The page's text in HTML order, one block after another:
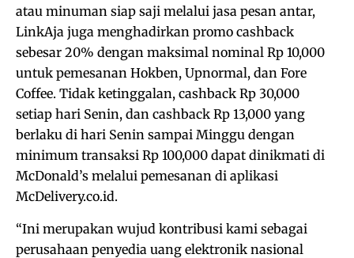
atau minuman siap saji melalui jasa pesan antar,
LinkAja juga menghadirkan promo cashback
sebesar 20% dengan maksimal nominal Rp 10,000
untuk pemesanan Hokben, Upnormal, dan Fore
Coffee. Tidak ketinggalan, cashback Rp 30,000
setiap hari Senin, dan cashback Rp 13,000 yang
berlaku di hari Senin sampai Minggu dengan
minimum transaksi Rp 100,000 dapat dinikmati di
McDonald’s melalui pemesanan di aplikasi
McDelivery.co.id.
“Ini merupakan wujud kontribusi kami sebagai
perusahaan penyedia uang elektronik nasional